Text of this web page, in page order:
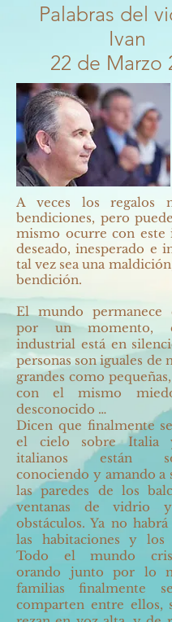
Palabras del
Ivan
22 de Marzo
A veces los regalos
bendiciones, pero
mismo ocurre con este
deseado, inesperado e
tal vez sea una
bendición.
El mundo permanece
por un momento,
industrial está en
personas son iguales de
grandes como
con el mismo
desconocido …
Dicen que finalmente
el cielo sobre Italia
italianos están
conociendo y amando a
las paredes de los
ventanas de vidrio
obstáculos. Ya no
las habitaciones y los
Todo el mundo
orando junto por lo
familias finalmente
comparten entre ellos,